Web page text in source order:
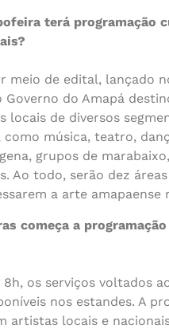
terá programação
meio de edital, lançado
Governo do Amapá
locais de diversos
como música, teatro,
grupos de
Ao todo, serão dez
a arte amapaense
começa a programação
os serviços voltados
nos estandes. A
artistas locais e